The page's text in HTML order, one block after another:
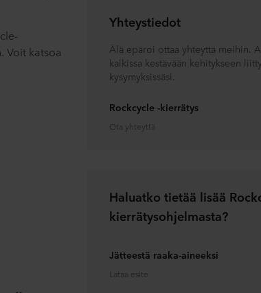
Voit katsoa
Yhteystiedot
Älä epäröi ottaa yhteyttä meihin.
kaikissa kestävään kehitykseen
kysymyksissäsi.
Rockcycle -kierrätys
Ota yhteyttä
Haluatko tietää lisää
kierrätysohjelmasta?
Jätteestä raaka-aineeksi
Lataa esite